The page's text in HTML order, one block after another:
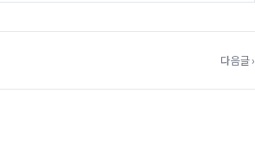
다음글 ›